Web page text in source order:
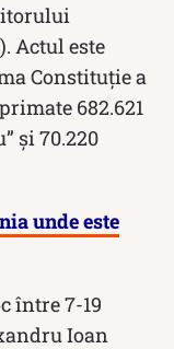
Actul este
Constituție a
682.621
și 70.220
unde este
între 7-19
Ioan